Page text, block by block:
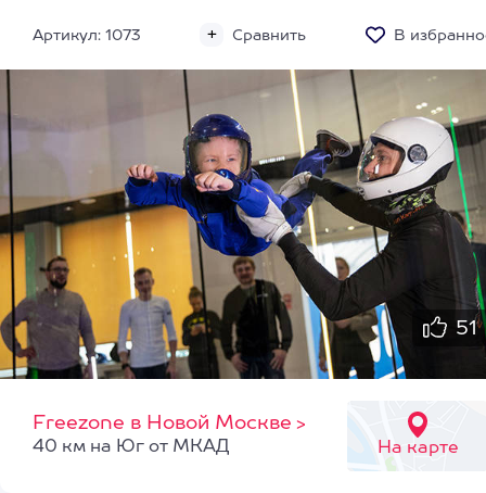
Артикул: 1073 Сравнить В
51
Freezone в Новой Москве >
На карте
40 км на Юг от МКАД